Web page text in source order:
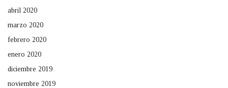
abril 2020
marzo 2020
febrero 2020
enero 2020
diciembre 2019
noviembre 2019